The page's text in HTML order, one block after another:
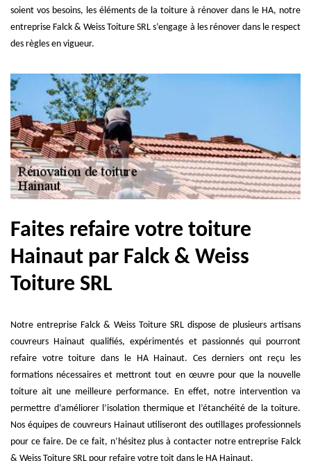
soient vos besoins, les éléments de la toiture à rénover dans le HA, notre
entreprise Falck & Weiss Toiture SRL s’engage à les rénover dans le respect
des règles en vigueur.
Faites refaire votre toiture
Hainaut par Falck & Weiss
Toiture SRL
Notre entreprise Falck & Weiss Toiture SRL dispose de plusieurs artisans
couvreurs Hainaut qualifiés, expérimentés et passionnés qui pourront
refaire votre toiture dans le HA Hainaut. Ces derniers ont reçu les
formations nécessaires et mettront tout en œuvre pour que la nouvelle
toiture ait une meilleure performance. En effet, notre intervention va
permettre d’améliorer l’isolation thermique et l’étanchéité de la toiture.
Nos équipes de couvreurs Hainaut utiliseront des outillages professionnels
pour ce faire. De ce fait, n’hésitez plus à contacter notre entreprise Falck
& Weiss Toiture SRL pour refaire votre toit dans le HA Hainaut.